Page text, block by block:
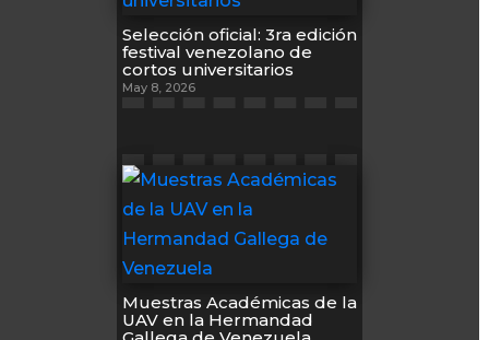
Selección oficial: 3ra edición
festival venezolano de
cortos universitarios
May 8, 2026
Muestras Académicas de la
UAV en la Hermandad